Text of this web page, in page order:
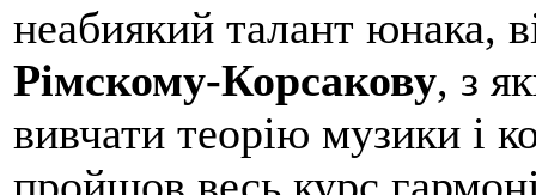
неабиякий талант юнака,
Рімскому-Корсакову, з
вивчати теорію музики і
пройшов весь курс